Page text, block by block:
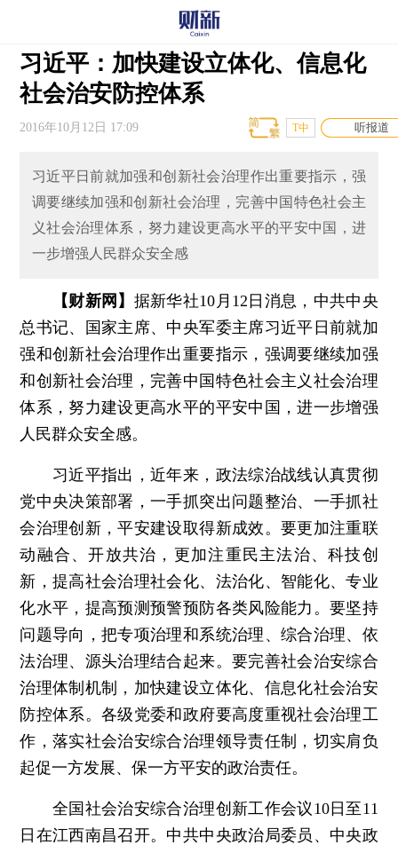
习近平：加快建设立体化、信息化
社会治安防控体系
2016年10月12日 17:09 听报道
T中
习近平日前就加强和创新社会治理作出重要指示，强
调要继续加强和创新社会治理，完善中国特色社会主
义社会治理体系，努力建设更高水平的平安中国，进
一步增强人民群众安全感
【财新网】 据新华社10月12日消息，中共中央
总书记、国家主席、中央军委主席习近平日前就加
强和创新社会治理作出重要指示，强调要继续加强
和创新社会治理，完善中国特色社会主义社会治理
体系，努力建设更高水平的平安中国，进一步增强
人民群众安全感。
习近平指出，近年来，政法综治战线认真贯彻
党中央决策部署，一手抓突出问题整治、一手抓社
会治理创新，平安建设取得新成效。要更加注重联
动融合、开放共治，更加注重民主法治、科技创
新，提高社会治理社会化、法治化、智能化、专业
化水平，提高预测预警预防各类风险能力。要坚持
问题导向，把专项治理和系统治理、综合治理、依
法治理、源头治理结合起来。要完善社会治安综合
治理体制机制，加快建设立体化、信息化社会治安
防控体系。各级党委和政府要高度重视社会治理工
作，落实社会治安综合治理领导责任制，切实肩负
起促一方发展、保一方平安的政治责任。
全国社会治安综合治理创新工作会议10日至11
日在江西南昌召开。中共中央政治局委员、中央政